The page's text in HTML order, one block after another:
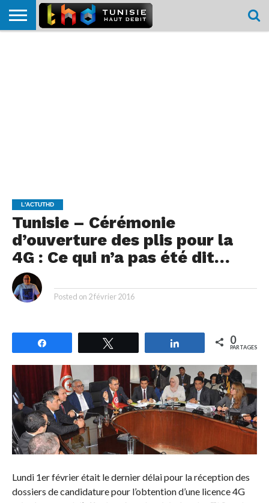
L'ACTUTHD
Tunisie – Cérémonie
d’ouverture des plis pour la
4G : Ce qui n’a pas été dit…
Posted on 2 février 2016
Partagez 0
PARTAGES
Lundi 1er février était le dernier délai pour la réception des
dossiers de candidature pour l’obtention d’une licence 4G